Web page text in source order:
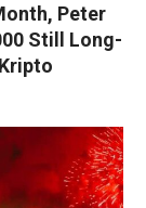
Peter
Still Long-